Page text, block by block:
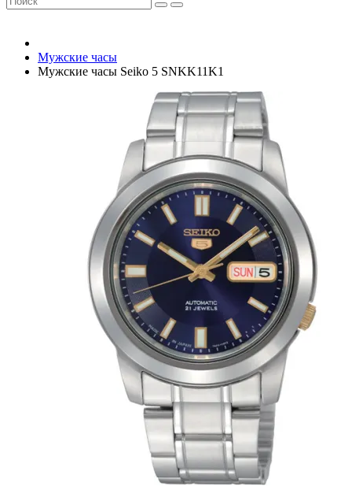
Мужские часы
Мужские часы Seiko 5 SNKK11K1